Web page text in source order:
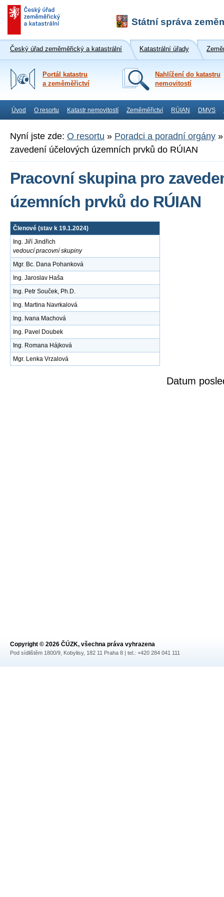
Státní správa
Český úřad zeměměřický a katastrální Katastrální úřady
Portál katastru
a zeměměřictví
Nahlížení do katastru
nemovitostí
Úvod O resortu Katastr nemovitostí Zeměměřictví RÚIAN DMVS
Nyní jste zde: O resortu » Poradci a poradní orgány
zavedení účelových územních prvků do RÚIAN
Pracovní skupina pro
územních prvků do RÚIAN
Členové (stav k 19.1.2024)
Ing. Jiří Jindřich
vedoucí pracovní skupiny
Mgr. Bc. Dana Pohanková
Ing. Jaroslav Haša
Ing. Petr Souček, Ph.D.
Ing. Martina Navrkalová
Ing. Ivana Machová
Ing. Pavel Doubek
Ing. Romana Hájková
Mgr. Lenka Vrzalová
Datum
Copyright © 2026 ČÚZK, všechna práva vyhrazena
Pod sídlištěm 1800/9, Kobylisy, 182 11 Praha 8 | tel.: +420 284 041 111